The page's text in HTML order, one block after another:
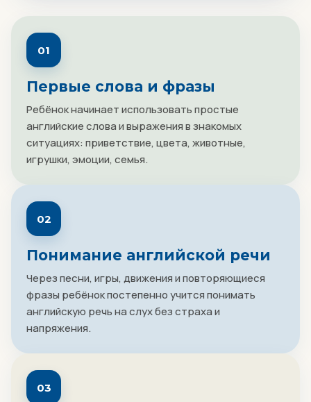
01
Первые слова и фразы
Ребёнок начинает использовать простые
английские слова и выражения в знакомых
ситуациях: приветствие, цвета, животные,
игрушки, эмоции, семья.
02
Понимание английской речи
Через песни, игры, движения и повторяющиеся
фразы ребёнок постепенно учится понимать
английскую речь на слух без страха и
напряжения.
03